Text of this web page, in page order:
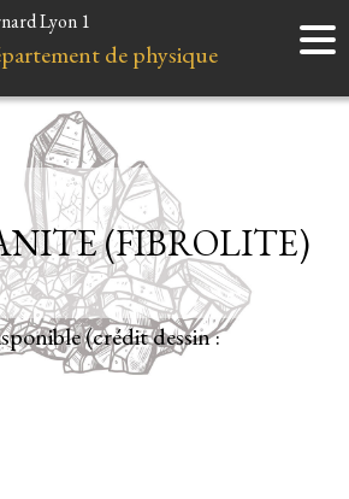
Accueil
Instruments
Liens et ressources
Lyon 1
de physique
(crédit dessin :
(FIBROLITE)